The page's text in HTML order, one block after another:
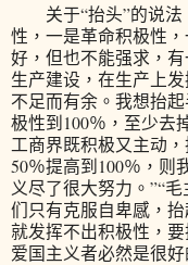
关于“抬头”的说法
性，一是革命积极性
好，但也不能强求，
生产建设，在生产上
不足而有余。我想抬
极性到100％，至少去
工商界既积极又主动
50％提高到100％，则
义尽了很大努力。”“
们只有克服自卑感，
就发挥不出积极性，
爱国主义者必然是很